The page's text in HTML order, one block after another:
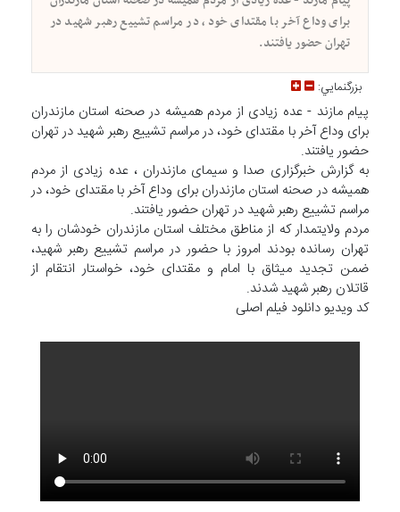
برای وداع آخر با مقتدای خود، در مراسم تشییع رهبر شهید در
تهران حضور یافتند.
بزرگنمايي:
پیام مازند - عده زیادی از مردم همیشه در صحنه استان مازندران
برای وداع آخر با مقتدای خود، در مراسم تشییع رهبر شهید در تهران
حضور یافتند.
به گزارش خبرگزاری صدا و سیمای مازندران ، عده زیادی از مردم
همیشه در صحنه استان مازندران برای وداع آخر با مقتدای خود، در
مراسم تشییع رهبر شهید در تهران حضور یافتند.
مردم ولایتمدار که از مناطق مختلف استان مازندران خودشان را به
تهران رسانده بودند امروز با حضور در مراسم تشییع رهبر شهید،
ضمن تجدید میثاق با امام و مقتدای خود، خواستار انتقام از
قاتلان رهبر شهید شدند.
کد ویدیو دانلود فیلم اصلی